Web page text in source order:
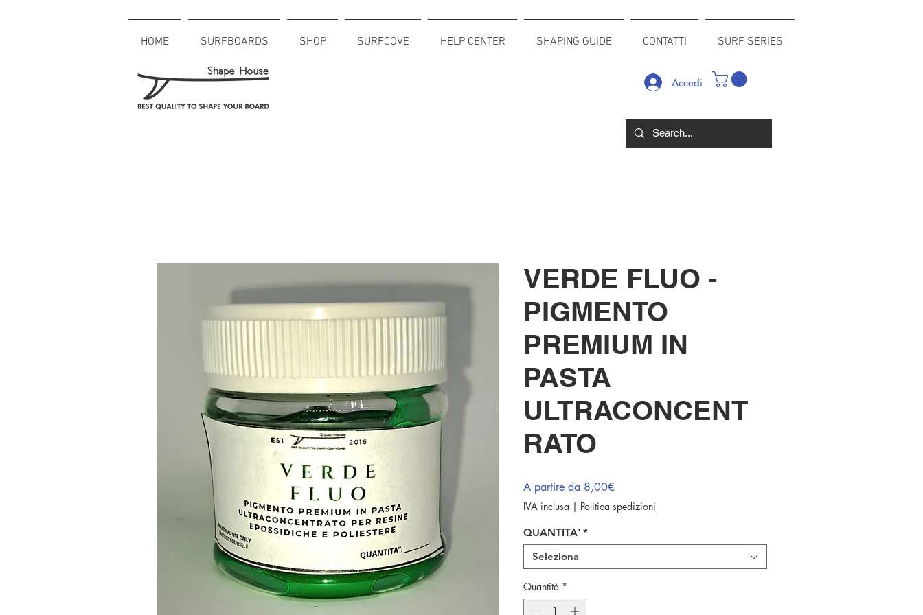
HOME SURFBOARDS SHOP SURFCOVE HELP CENTER SHAPING GUIDE CONTATTI SURF SERIES
Accedi
VERDE FLUO -
PIGMENTO
PREMIUM IN
PASTA
ULTRACONCENT
RATO
A partire da 8,00€
scontato
IVA inclusa | Politica spedizioni
QUANTITA' *
Seleziona
Quantità *